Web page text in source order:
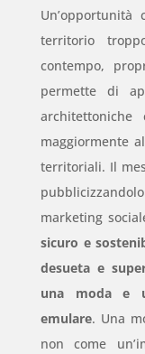
Un’opportunità
territorio
contempo,
permette di
maggiormente
territoriali. Il
marketing
sicuro e
desueta e
una moda e
emulare. Una
non come